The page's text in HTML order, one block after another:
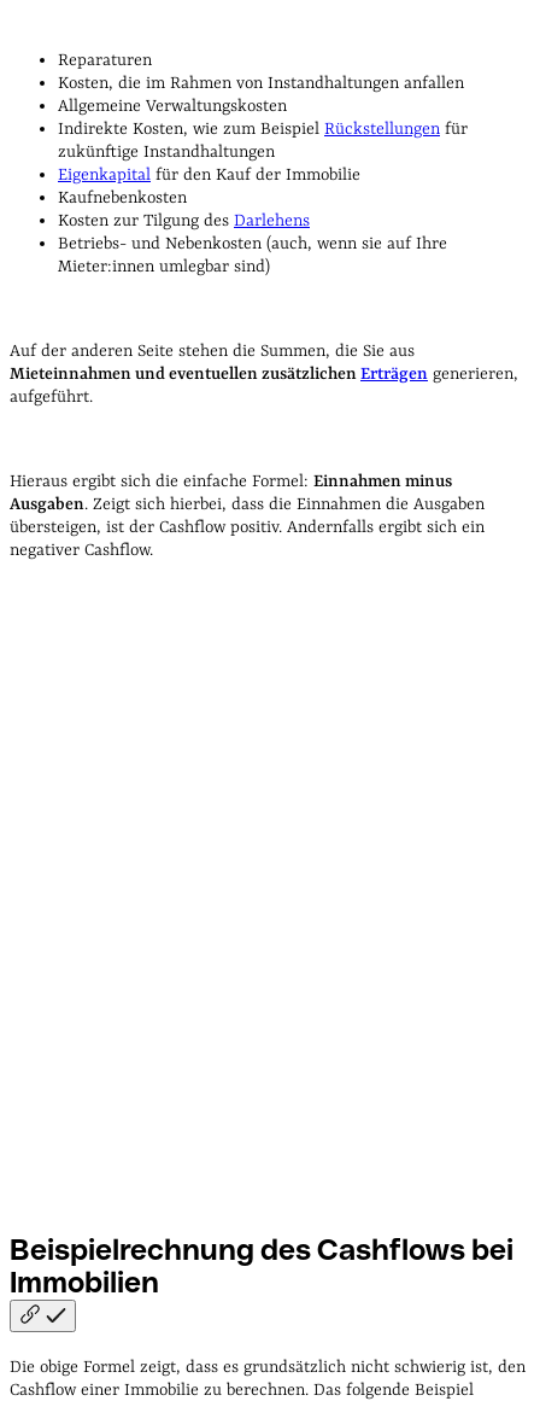
Reparaturen
Kosten, die im Rahmen von Instandhaltungen anfallen
Allgemeine Verwaltungskosten
Indirekte Kosten, wie zum Beispiel Rückstellungen für
zukünftige Instandhaltungen
Eigenkapital für den Kauf der Immobilie
Kaufnebenkosten
Kosten zur Tilgung des Darlehens
Betriebs- und Nebenkosten (auch, wenn sie auf Ihre
Mieter:innen umlegbar sind)
Auf der anderen Seite stehen die Summen, die Sie aus
Mieteinnahmen und eventuellen zusätzlichenErträgen generieren,
aufgeführt.
Hieraus ergibt sich die einfache Formel: Einnahmen minus
Ausgaben. Zeigt sich hierbei, dass die Einnahmen die Ausgaben
übersteigen, ist der Cashflow positiv. Andernfalls ergibt sich ein
negativer Cashflow.
Beispielrechnung des Cashflows bei
Immobilien
Die obige Formel zeigt, dass es grundsätzlich nicht schwierig ist, den
Cashflow einer Immobilie zu berechnen. Das folgende Beispiel